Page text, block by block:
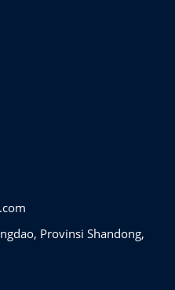
Provinsi Shandong,